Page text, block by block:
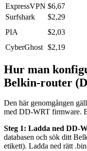
ExpressVPN $6,67
Surfshark
$2,29
PIA
$2,03
CyberGhost $2,19
Hur man
Belkin-router
Den här genomgången
med DD-WRT firmware.
Steg 1: Ladda ned DD-
databasen och sök ditt
etikett). Ladda ned rätt